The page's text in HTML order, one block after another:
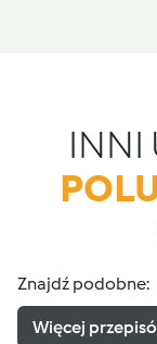
INNI
Znajdź podobne:
Więcej